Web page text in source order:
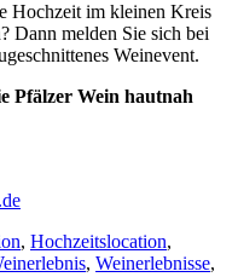
Hochzeit im kleinen Kreis
Dann melden Sie sich bei
Weinevent.
Pfälzer Wein hautnah
, Hochzeitslocation,
, Weinerlebnisse,